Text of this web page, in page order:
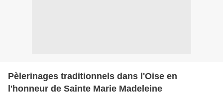
Pèlerinages traditionnels dans l'Oise en
l'honneur de Sainte Marie Madeleine